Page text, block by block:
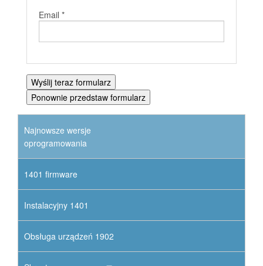
Email *
Najnowsze wersje
oprogramowania
1401 firmware
Instalacyjny 1401
Obsługa urządzeń 1902